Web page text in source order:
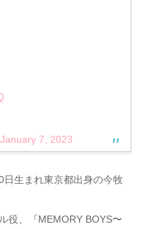
January 7, 2023
生まれ東京都出身の今牧
役、『MEMORY BOYS〜